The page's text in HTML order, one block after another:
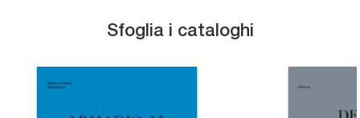
Sfoglia i cataloghi